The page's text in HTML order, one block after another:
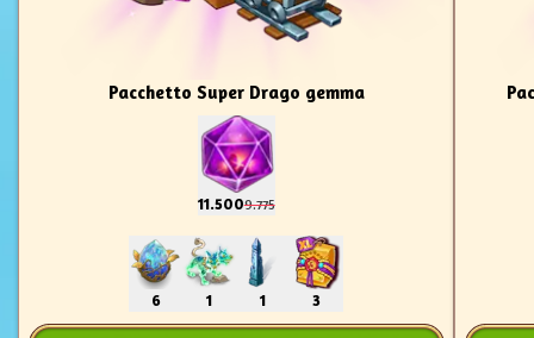
Pacchetto Super Drago gemma
11.5009.775
6 1 1 3